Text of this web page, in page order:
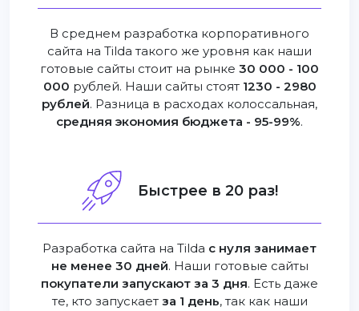
В среднем разработка корпоративного
сайта на Tilda такого же уровня как наши
готовые сайты стоит на рынке 30 000 - 100
000 рублей. Наши сайты стоят 1230 - 2980
рублей. Разница в расходах колоссальная,
средняя экономия бюджета - 95-99%.
Быстрее в 20 раз!
Разработка сайта на Tilda с нуля занимает
не менее 30 дней. Наши готовые сайты
покупатели запускают за 3 дня. Есть даже
те, кто запускает за 1 день, так как наши